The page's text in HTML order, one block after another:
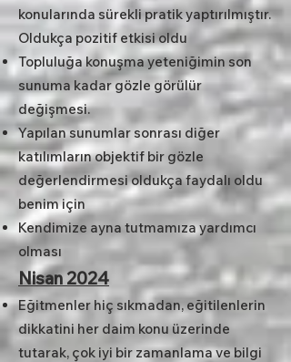
konularında sürekli pratik yaptırılmıştır.
Oldukça pozitif etkisi oldu
Topluluğa konuşma yeteniğimin son
sunuma kadar gözle görülür
değişmesi.
Yapılan sunumlar sonrası diğer
katılımların objektif bir gözle
değerlendirmesi oldukça faydalı oldu
benim için
Kendimize ayna tutmamıza yardımcı
olması
Nisan 2024
Eğitmenler hiç sıkmadan, eğitilenlerin
dikkatini her daim konu üzerinde
tutarak, çok iyi bir zamanlama ve bilgi